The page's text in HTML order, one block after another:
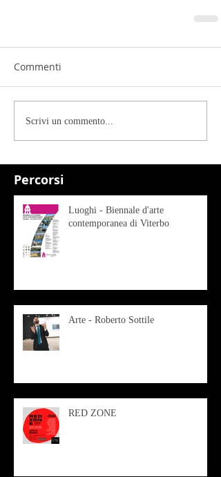
Percorsi
Commenti
Scrivi un commento...
Luoghi - Biennale d'arte
contemporanea di Viterbo
Arte - Roberto Sottile
RED ZONE